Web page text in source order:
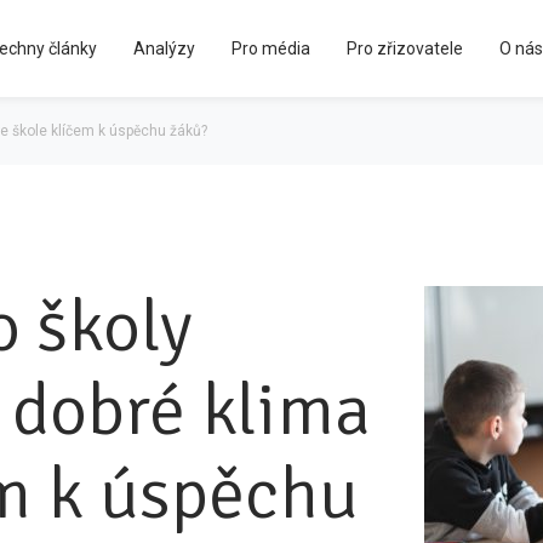
články Analýzy Pro média Pro zřizovatele
Kápézetka - průvodce pro zřizovatele
O nás
škole klíčem k úspěchu žáků?
školy
klima
k úspěchu